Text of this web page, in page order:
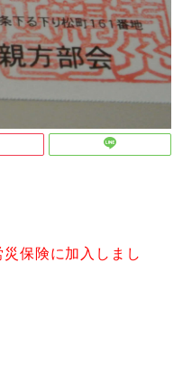
保険に加入しまし